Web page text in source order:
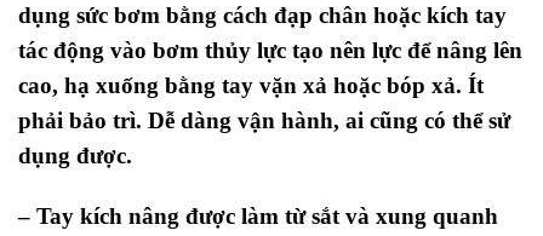
dụng sức bơm bằng cách đạp chân hoặc kích tay
tác động vào bơm thủy lực tạo nên lực để nâng lên
cao, hạ xuống bằng tay vặn xả hoặc bóp xả. Ít
phải bảo trì. Dễ dàng vận hành, ai cũng có thể sử
dụng được.
– Tay kích nâng được làm từ sắt và xung quanh